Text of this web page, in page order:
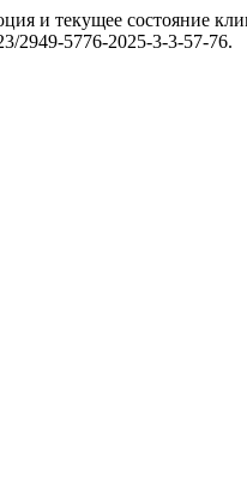
и текущее состояние
2949-5776-2025-3-3-57-76.